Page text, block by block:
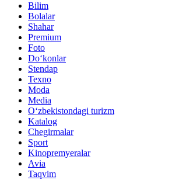
Bilim
Bolalar
Shahar
Premium
Foto
Do‘konlar
Stendap
Texno
Moda
Media
O‘zbekistondagi turizm
Katalog
Chegirmalar
Sport
Kinopremyeralar
Avia
Taqvim